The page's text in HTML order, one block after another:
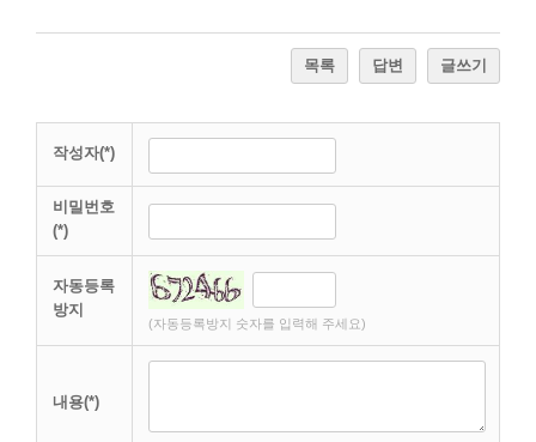
목록 답변 글쓰기
작성자(*)
비밀번호
(*)
자동등록
방지
(자동등록방지 숫자를 입력해 주세요)
내용(*)